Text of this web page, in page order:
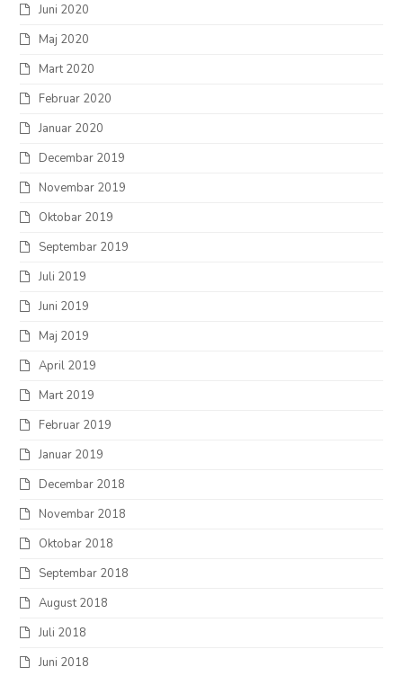
Juni 2020
Maj 2020
Mart 2020
Februar 2020
Januar 2020
Decembar 2019
Novembar 2019
Oktobar 2019
Septembar 2019
Juli 2019
Juni 2019
Maj 2019
April 2019
Mart 2019
Februar 2019
Januar 2019
Decembar 2018
Novembar 2018
Oktobar 2018
Septembar 2018
August 2018
Juli 2018
Juni 2018